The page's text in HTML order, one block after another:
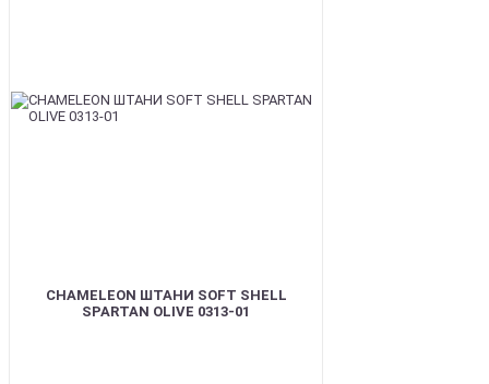
CHAMELEON ШТАНИ SOFT SHELL
SPARTAN OLIVE 0313-01